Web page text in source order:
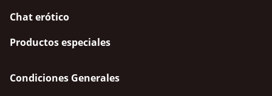
Chat erótico
Productos especiales
Condiciones Generales